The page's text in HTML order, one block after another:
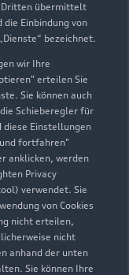
Dritten übermittelt
die Einbindung von
bezeichnet.
wir Ihre
erteilen Sie
Sie können auch
Schieberegler für
diese Einstellungen
fortfahren"
anklicken, werden
Privacy
verwendet. Sie
von Cookies
nicht erteilen,
nicht
anhand der unten
Sie können Ihre